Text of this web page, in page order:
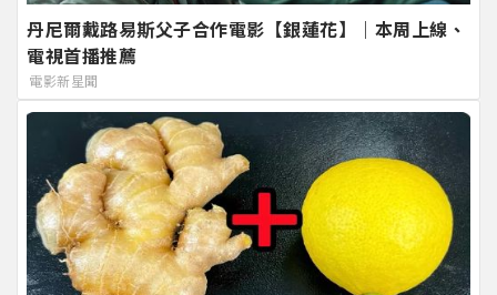
丹尼爾戴路易斯父子合作電影【銀蓮花】｜本周上線、
電視首播推薦
電影新星聞